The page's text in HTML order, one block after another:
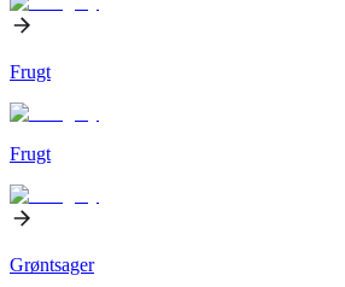
Frugt
Frugt
Grøntsager